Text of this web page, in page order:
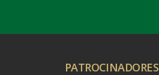
PATROCINADORES